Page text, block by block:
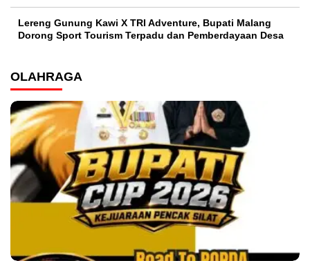
Lereng Gunung Kawi X TRI Adventure, Bupati Malang
Dorong Sport Tourism Terpadu dan Pemberdayaan Desa
OLAHRAGA